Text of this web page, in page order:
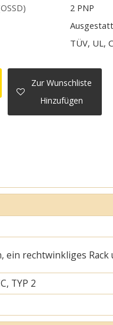
2 PNP
TÜV, UL,
Zur Wunschliste
Hinzufügen
rechtwinkliges
TYP 2